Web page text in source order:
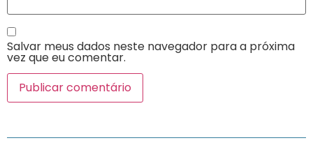
Salvar meus dados neste navegador para a próxima
vez que eu comentar.